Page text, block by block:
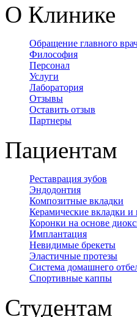
О Клинике
Обращение главного
Философия
Персонал
Услуги
Лаборатория
Отзывы
Оставить отзыв
Партнеры
Пациентам
Реставрация зубов
Эндодонтия
Композитные вкладки
Керамические вкладки
Коронки на основе
Имплантация
Невидимые брекеты
Эластичные протезы
Система домашнего
Спортивные каппы
Студентам